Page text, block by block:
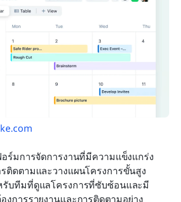
ร์มการจัดการงานที่มีความแข็งแกร่ง
ติดตามและวางแผนโครงการขั้นสูง
รับทีมที่ดูแลโครงการที่ซับซ้อนและมี
การรายงานและการติดตามอย่าง